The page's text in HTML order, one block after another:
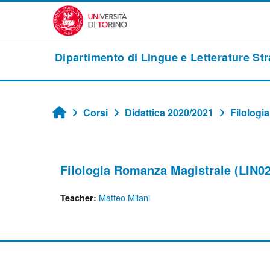
Vai al contenuto principale
Dipartimento di Lingue e Letterature
Home
Corsi Didattica 2020/2021
Filologia Romanza Magistrale
Teacher: Matteo Milani